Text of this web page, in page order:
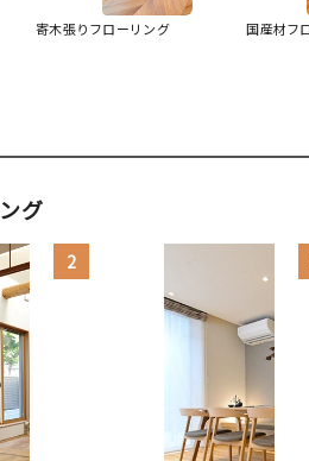
寄木張りフローリング 国産材フ
グ
2